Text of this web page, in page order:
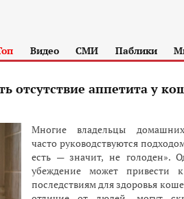
Видео СМИ Паблики
отсутствие аппетита у
Многие владельцы
часто руководствуются
есть — значит, не голоден».
убеждение может привести
последствиям для здоровья